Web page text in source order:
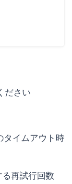
ださい
タイムアウト時
る再試行回数